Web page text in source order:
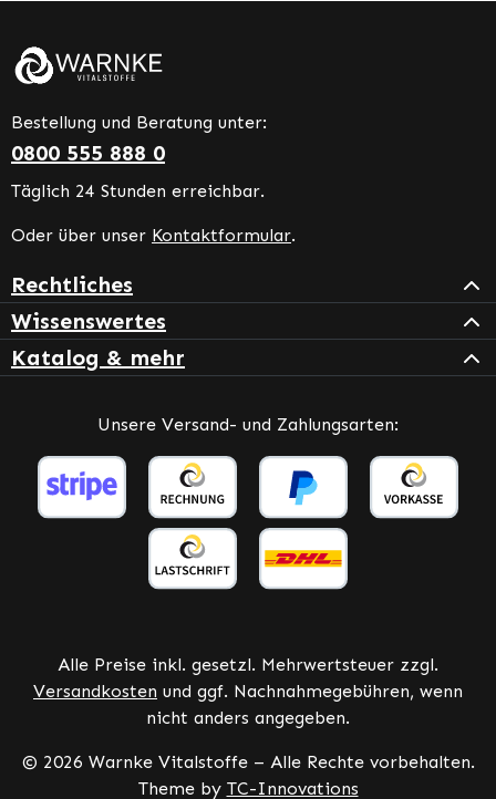
Bestellung und Beratung unter:
0800 555 888 0
Täglich 24 Stunden erreichbar.
Oder über unser Kontaktformular.
Rechtliches
Wissenswertes
Katalog & mehr
Unsere Versand- und Zahlungsarten:
Alle Preise inkl. gesetzl. Mehrwertsteuer zzgl.
Versandkosten und ggf. Nachnahmegebühren, wenn
nicht anders angegeben.
© 2026 Warnke Vitalstoffe – Alle Rechte vorbehalten.
Theme by TC-Innovations